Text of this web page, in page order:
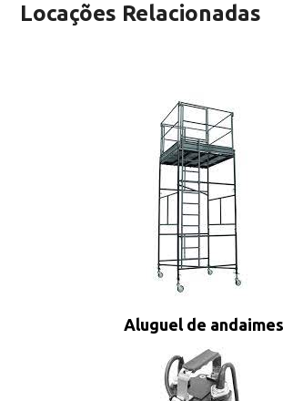
Locações Relacionadas
Aluguel de andaimes